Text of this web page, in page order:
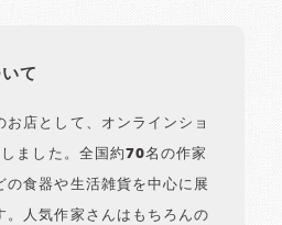
て
お店として、オンラインショ
ました。全国約70名の作家
の食器や生活雑貨を中心に展
。人気作家さんはもちろんの